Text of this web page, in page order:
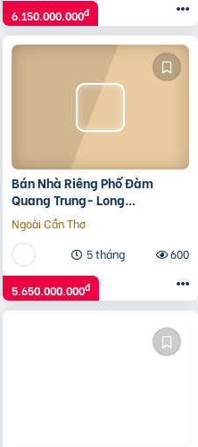
6.150.000.000đ
Bán Nhà Riêng Phố Đàm
Quang Trung- Long
Biên,45/30 M2, 5 Tầng, 5.65
Tỷ.
Ngoài Cần Thơ
5 tháng
600
5.650.000.000đ